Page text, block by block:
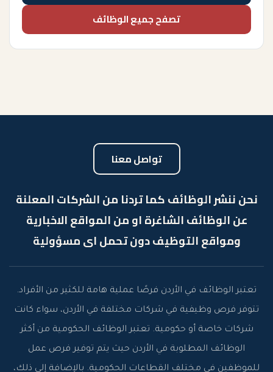
تصفح جميع الوظائف
تواصل معنا
نحن ننشر الوظائف كما تردنا من الشركات المعلنة
عن الوظائف الشاغرة او من المواقع الاخبارية
ومواقع التوظيف دون تحمل اى مسؤولية
تعتبر الوظائف في الأردن فرصًا عملية هامة للكثير من الأفراد.
تتوفر فرص وظيفية في شركات مختلفة في الأردن، سواء كانت
شركات خاصة أو حكومية. تعتبر الوظائف الحكومية من أكثر
الوظائف المطلوبة في الأردن حيث يتم توفير فرص عمل
للموظفين في مختلف القطاعات الحكومية. بالإضافة إلى ذلك،